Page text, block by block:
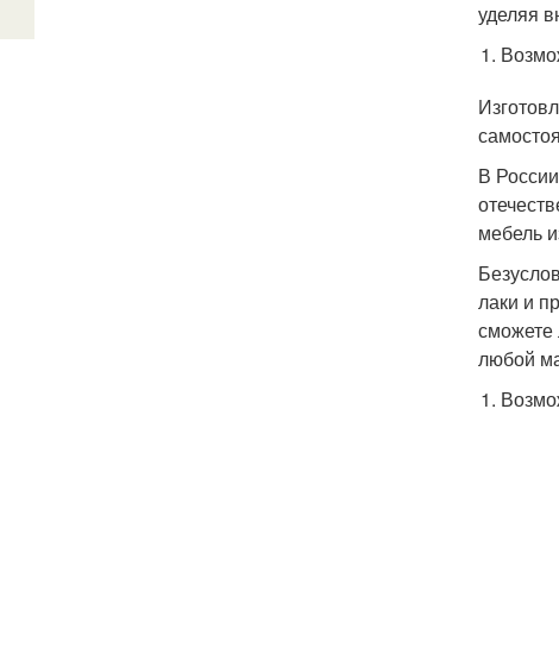
уделяя
В
мебель
лаки и
сможете
любой